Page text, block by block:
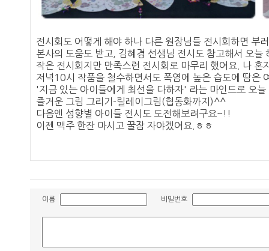
전시회도 어떻게 해야 하나 다른 원장님들 전시회하면 부
본사의 도움도 받고, 김혜경 선생님 전시도 참고해서 오늘
작은 전시회지만 만족스런 전시회로 마무리 했어요. 나
저녁10시 작품을 철수하면서도 폭염에 높은 습도에 땀은
'지금 있는 아이들에게 최선을 다하자' 라는 마인드로 오
즐거운 그림 그리기-릴레이그림(협동화까지)^^
다음엔 성향별 아이들 전시도 도전해 보려구요~!!
이젠 맥주 한잔 마시고 꿀잠 자야겠어요.ㅎㅎ
이름 비밀번호